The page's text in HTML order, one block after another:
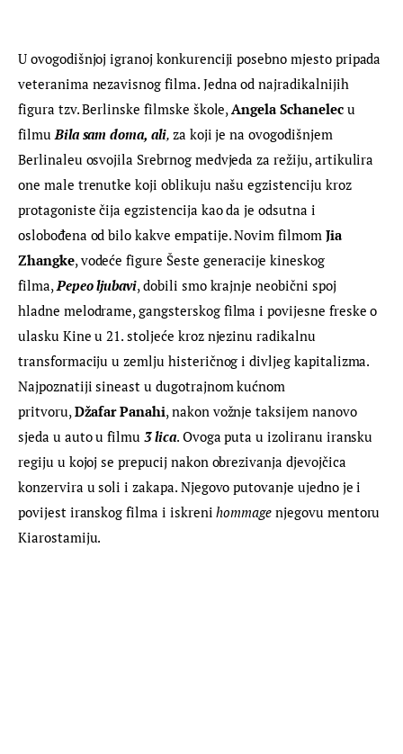
U ovogodišnjoj igranoj konkurenciji posebno mjesto pripada
veteranima nezavisnog filma. Jedna od najradikalnijih
figura tzv. Berlinske filmske škole, Angela Schanelec u
filmu Bila sam doma, ali, za koji je na ovogodišnjem
Berlinaleu osvojila Srebrnog medvjeda za režiju, artikulira
one male trenutke koji oblikuju našu egzistenciju kroz
protagoniste čija egzistencija kao da je odsutna i
oslobođena od bilo kakve empatije. Novim filmom Jia
Zhangke, vodeće figure Šeste generacije kineskog
filma, Pepeo ljubavi, dobili smo krajnje neobični spoj
hladne melodrame, gangsterskog filma i povijesne freske o
ulasku Kine u 21. stoljeće kroz njezinu radikalnu
transformaciju u zemlju histeričnog i divljeg kapitalizma.
Najpoznatiji sineast u dugotrajnom kućnom
pritvoru, Džafar Panahi, nakon vožnje taksijem nanovo
sjeda u auto u filmu 3 lica. Ovoga puta u izoliranu iransku
regiju u kojoj se prepucij nakon obrezivanja djevojčica
konzervira u soli i zakapa. Njegovo putovanje ujedno je i
povijest iranskog filma i iskreni hommage njegovu mentoru
Kiarostamiju.